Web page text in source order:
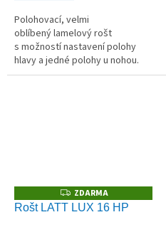
Polohovací, velmi
oblíbený lamelový rošt
s možností nastavení polohy
hlavy a jedné polohy u nohou.
Z
D
A
ZDARMA
Rošt LATT LUX 16 HP